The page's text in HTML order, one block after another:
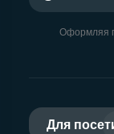
Оформляя
Для